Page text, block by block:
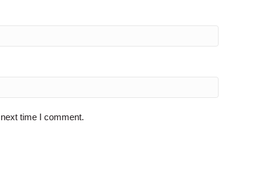
time I comment.